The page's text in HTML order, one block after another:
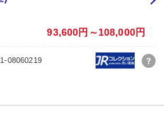
（7月10日〜8月16日宿泊者の方対象）
レゼント！
て、花火を楽しめます
時まで
日
93,600円～108,000円
08060219